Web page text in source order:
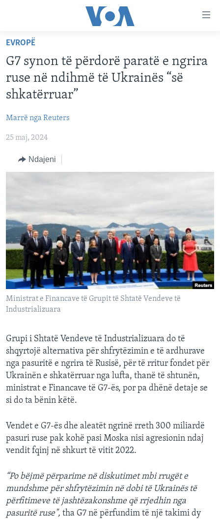
faqen
kryesore
tek
faqja
Kalo
tek
kërkimi
KATEGORITË
AMERIKA
EVROPA
BOTA
MJEDISI
SHËNDETËSI
INTERVISTA
DITARI
DITARI
Learning English
FOLLOW US
EVROPË
G7 synon të përdorë paratë e ngrira
ruse në ndihmë të Ukrainës “së
shkatërruar”
Marrë nga Reuters
25 maj, 2024
Ndajeni
Ministrat e Financave të Grupit të Shtatë Vendeve të
Industrializuara
Grupi i Shtatë Vendeve të Industrializuara do të
shqyrtojë alternativa për shfrytëzimin e të ardhurave
nga pasuritë e ngrira të Rusisë, për të rritur fondet për
Ukrainën e shkatërruar nga lufta, thanë të shtunën,
ministrat e Financave të G7-ës, por pa dhënë detaje se
si do ta bënin këtë.
Vendet e G7-ës dhe aleatët ngrinë rreth 300 miliardë
pasuri ruse pak kohë pasi Moska nisi agresionin ndaj
vendit fqinj në shkurt të vitit 2022.
“Po bëjmë përparime në diskutimet mbi rrugët e
mundshme për shfrytëzimin në dobi të Ukrainës të
përfitimeve të jashtëzakonshme që rrjedhin nga
pasuritë ruse", tha G7 në përfundim të një takimi dy